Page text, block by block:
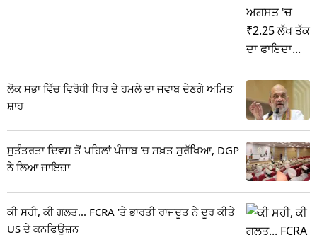
ਲੋਕ ਸਭਾ ਵਿੱਚ ਵਿਰੋਧੀ ਧਿਰ ਦੇ ਹਮਲੇ ਦਾ ਜਵਾਬ ਦੇਣਗੇ ਅਮਿਤ
ਸ਼ਾਹ
ਸੁਤੰਤਰਤਾ ਦਿਵਸ ਤੋਂ ਪਹਿਲਾਂ ਪੰਜਾਬ 'ਚ ਸਖ਼ਤ ਸੁਰੱਖਿਆ, DGP
ਨੇ ਲਿਆ ਜਾਇਜ਼ਾ
ਕੀ ਸਹੀ, ਕੀ ਗਲਤ... FCRA 'ਤੇ ਭਾਰਤੀ ਰਾਜਦੂਤ ਨੇ ਦੂਰ ਕੀਤੇ
US ਦੇ ਕਨਫਿਊਜ਼ਨ